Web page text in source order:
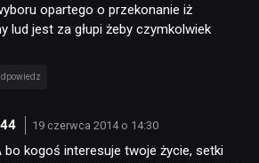
opartego o przekonanie iż
lud jest za głupi żeby czymkolwiek
19 czerwca 2014 o 14:30
bo kogoś interesuje twoje życie, setki